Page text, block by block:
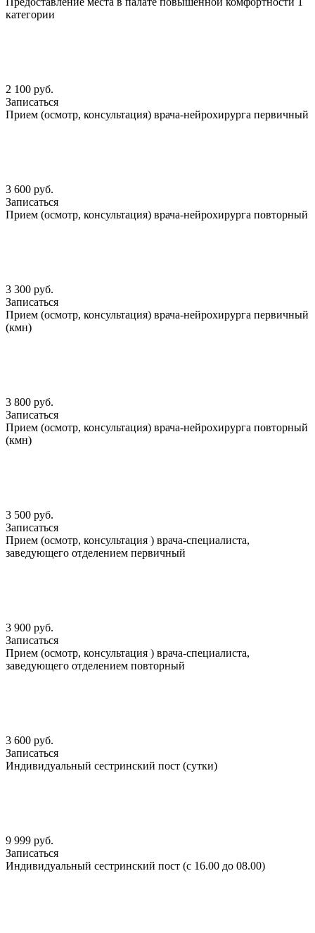
категории
2 100 руб.
Записаться
Прием (осмотр, консультация) врача-нейрохирурга первичный
3 600 руб.
Записаться
Прием (осмотр, консультация) врача-нейрохирурга повторный
3 300 руб.
Записаться
Прием (осмотр, консультация) врача-нейрохирурга первичный
(кмн)
3 800 руб.
Записаться
Прием (осмотр, консультация) врача-нейрохирурга повторный
(кмн)
3 500 руб.
Записаться
Прием (осмотр, консультация ) врача-специалиста,
заведующего отделением первичный
3 900 руб.
Записаться
Прием (осмотр, консультация ) врача-специалиста,
заведующего отделением повторный
3 600 руб.
Записаться
Индивидуальный сестринский пост (сутки)
9 999 руб.
Записаться
Индивидуальный сестринский пост (с 16.00 до 08.00)